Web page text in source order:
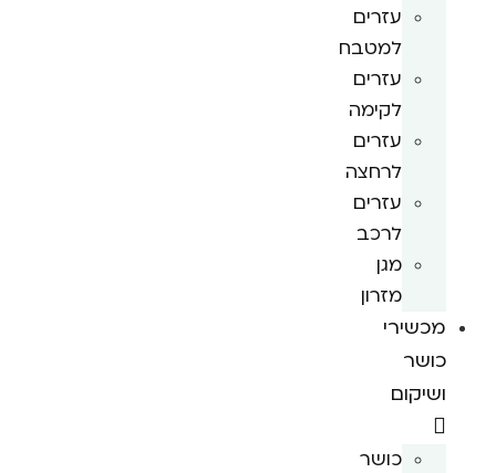
עזרים
למטבח
עזרים
לקימה
עזרים
לרחצה
עזרים
לרכב
מגן
מזרון
מכשירי
כושר
ושיקום
כושר